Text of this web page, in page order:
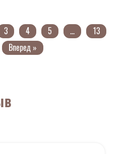
3 4 5 ...
13
Вперед »